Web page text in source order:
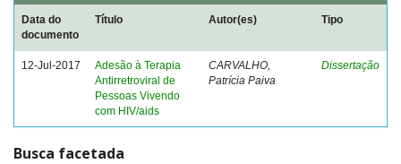
Data do
documento
Título Autor(es) Tipo
12-Jul-2017
Adesão à Terapia
Antirretroviral de
Pessoas Vivendo
com HIV/aids
CARVALHO,
Patrícia Paiva
Dissertação
Busca facetada